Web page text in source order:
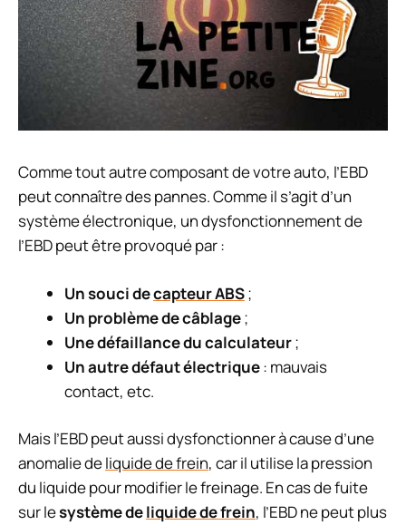
Comme tout autre composant de votre auto, l’EBD
peut connaître des pannes. Comme il s’agit d’un
système électronique, un dysfonctionnement de
l’EBD peut être provoqué par :
Un souci decapteur ABS;
Un problème de câblage;
Une défaillance du calculateur;
Un autre défaut électrique: mauvais
contact, etc.
Mais l’EBD peut aussi dysfonctionner à cause d’une
anomalie deliquide de frein, car il utilise la pression
du liquide pour modifier le freinage. En cas de fuite
sur lesystème deliquide de frein, l’EBD ne peut plus